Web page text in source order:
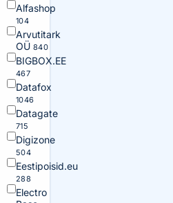
Alfashop
104
Arvutitark
OÜ 840
BIGBOX.EE
467
Datafox
1046
Datagate
715
Digizone
504
Eestipoisid.eu
288
Electro